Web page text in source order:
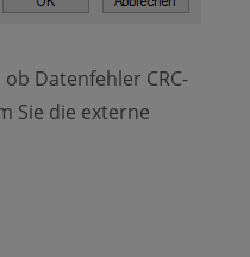
Datenfehler CRC-
Sie die externe